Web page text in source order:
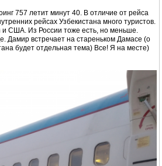
757 летит минут 40. В отличие от рейса
рейсах Узбекистана много туристов.
и США. Из России тоже есть, но меньше.
Дамир встречает на стареньком Дамасе (о
будет отдельная тема) Все! Я на месте)